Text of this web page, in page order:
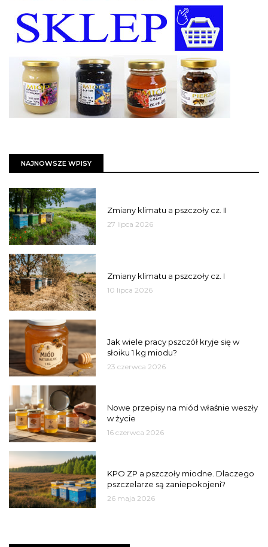
NAJNOWSZE WPISY
Zmiany klimatu a pszczoły cz. II
27 lipca 2026
Zmiany klimatu a pszczoły cz. I
10 lipca 2026
Jak wiele pracy pszczół kryje się w
słoiku 1 kg miodu?
23 czerwca 2026
Nowe przepisy na miód właśnie weszły
w życie
16 czerwca 2026
KPO ZP a pszczoły miodne. Dlaczego
pszczelarze są zaniepokojeni?
26 maja 2026